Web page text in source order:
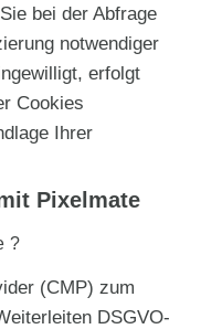
bei der Abfrage
notwendiger
erfolgt
Cookies
Ihrer
Pixelmate
(CMP) zum
DSGVO-